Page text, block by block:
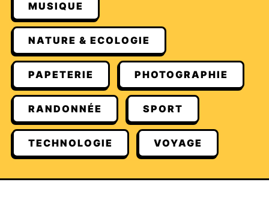
MUSIQUE
NATURE & ECOLOGIE
PAPETERIE PHOTOGRAPHIE
RANDONNÉE SPORT
TECHNOLOGIE VOYAGE